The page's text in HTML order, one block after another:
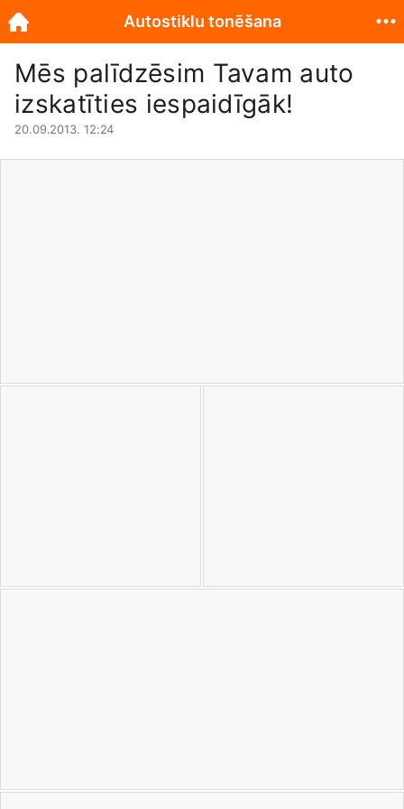
Mēs palīdzēsim Tavam auto
izskatīties iespaidīgāk!
20.09.2013. 12:24
Autostiklu tonēšana